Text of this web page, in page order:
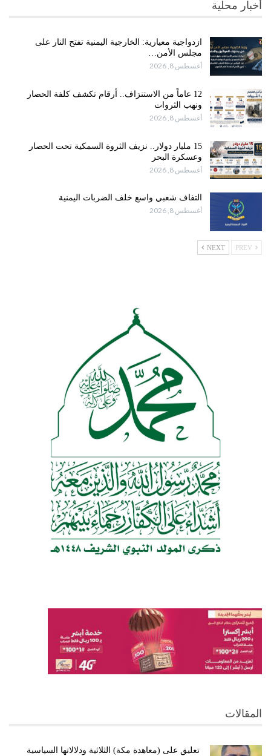
أخبار محلية
ازدواجية معيارية: الخارجية اليمنية تفتح النار على
مجلس الأمن…
أغسطس 8, 2026
12 عاماً من الاستنزاف.. أرقام تكشف كلفة الحصار
ونهب الثروات
أغسطس 8, 2026
15 مليار دولار.. نزيف الثروة السمكية تحت الحصار
وعسكرة البحر
أغسطس 8, 2026
التفاف شعبي واسع خلف الضربات اليمنية
أغسطس 8, 2026
NEXT
المقالات
تعليق على (معاهدة مكة) الثلاثية ودلالاتها السياسية